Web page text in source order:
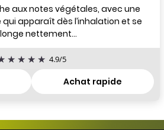
aux notes végétales, avec une
apparaît dès l’inhalation et se
nettement...
4.9/5
Achat rapide